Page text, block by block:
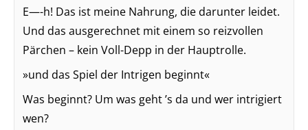
E—-h! Das ist meine Nahrung, die darunter leidet.
Und das ausgerechnet mit einem so reizvollen
Pärchen – kein Voll-Depp in der Hauptrolle.
»und das Spiel der Intrigen beginnt«
Was beginnt? Um was geht ’s da und wer intrigiert
wen?